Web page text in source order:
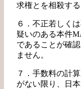
求権とを相殺す
６．不正若しく
疑いのある本件
であることが確
ません。
７．手数料の計
がない限り、日